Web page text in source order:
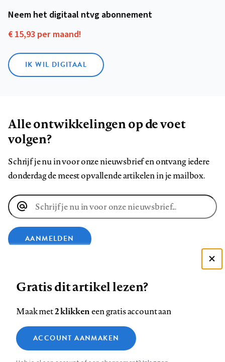
Neem het digitaal ntvg abonnement
€ 15,93 per maand!
IK WIL DIGITAAL
Alle ontwikkelingen op de voet
volgen?
Schrijf je nu in voor onze nieuwsbrief en ontvang iedere
donderdag de meest opvallende artikelen in je mailbox.
E-
mailadres
AANMELDEN
op
Facebook
op
LinkedIn
op
Bluesky
ons
op
InstagramYouTube
Footer
Contact Colofon Disclaimer Privacy
Medische vragen verdienen
betrouwbare antwoorden
Gratis dit artikel lezen?
Maak met2 klikkeneen gratis account aan
ACCOUNT AANMAKEN
Zie onze cookie policy
Analytische cookies